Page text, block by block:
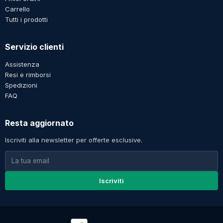
Carrello
Tutti i prodotti
Servizio clienti
Assistenza
Resi e rimborsi
Spedizioni
FAQ
Resta aggiornato
Iscriviti alla newsletter per offerte esclusive.
Iscriviti